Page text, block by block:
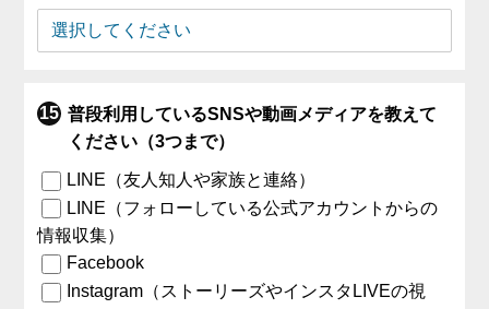
普段利用しているSNSや動画メディアを教えて
ください（3つまで）
LINE（友人知人や家族と連絡）
LINE（フォローしている公式アカウントからの
情報収集）
Facebook
Instagram（ストーリーズやインスタLIVEの視